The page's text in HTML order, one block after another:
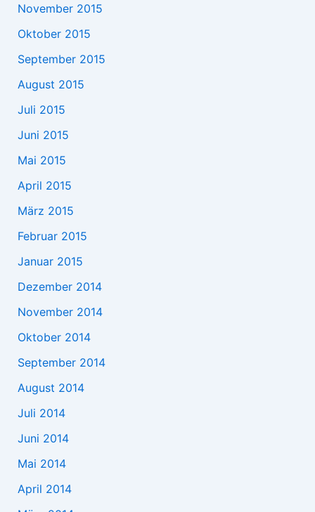
November 2015
Oktober 2015
September 2015
August 2015
Juli 2015
Juni 2015
Mai 2015
April 2015
März 2015
Februar 2015
Januar 2015
Dezember 2014
November 2014
Oktober 2014
September 2014
August 2014
Juli 2014
Juni 2014
Mai 2014
April 2014